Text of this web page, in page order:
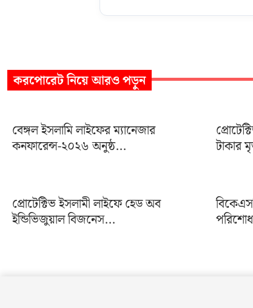
করপোরেটনিয়ে আরও পড়ুন
বেঙ্গল ইসলামি লাইফের ম্যানেজার
কনফারেন্স-২০২৬ অনুষ্ঠ...
টাকার
প্রোটেক্টিভ ইসলামী লাইফে হেড অব
ইন্ডিভিজুয়াল বিজনেস...